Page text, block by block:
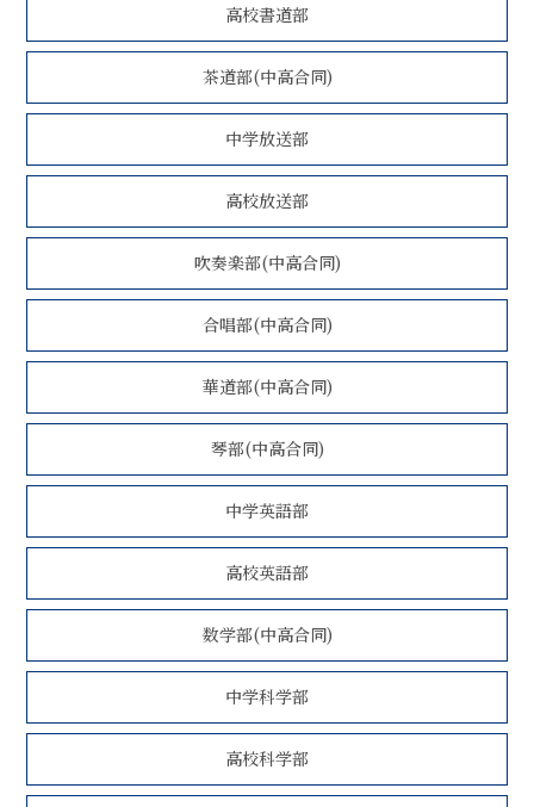
高校書道部
茶道部(中高合同)
中学放送部
高校放送部
吹奏楽部(中高合同)
合唱部(中高合同)
華道部(中高合同)
琴部(中高合同)
中学英語部
高校英語部
数学部(中高合同)
中学科学部
高校科学部